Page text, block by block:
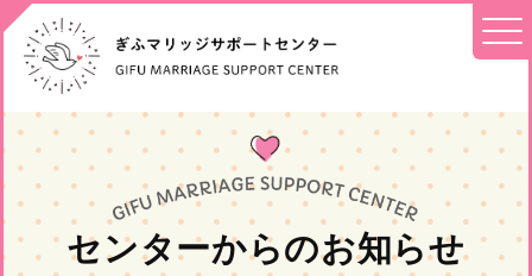
センターからのお知らせ